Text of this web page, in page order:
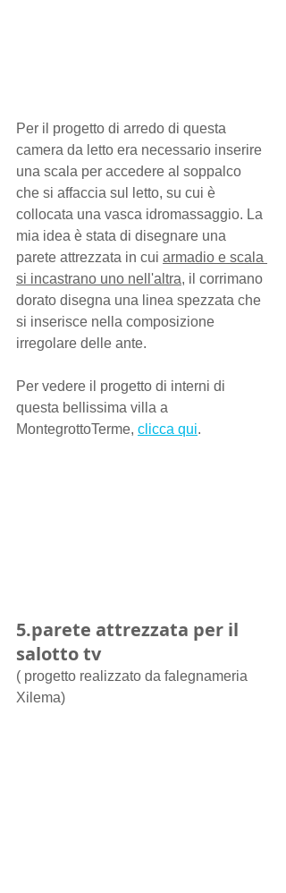
Per il progetto di arredo di questa
camera da letto era necessario inserire
una scala per accedere al soppalco
che si affaccia sul letto, su cui è
collocata una vasca idromassaggio. La
mia idea è stata di disegnare una
parete attrezzata in cui armadio e scala
si incastrano uno nell'altra, il corrimano
dorato disegna una linea spezzata che
si inserisce nella composizione
irregolare delle ante.
Per vedere il progetto di interni di
questa bellissima villa a
MontegrottoTerme, clicca qui.
5.parete attrezzata per il
salotto tv
( progetto realizzato da falegnameria
Xilema)